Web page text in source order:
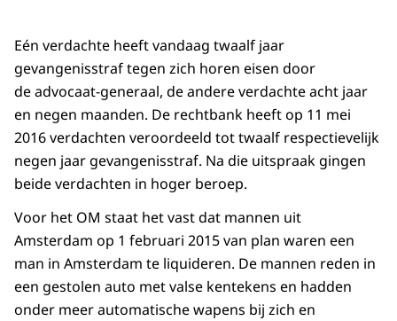
Eén verdachte heeft vandaag twaalf jaar
gevangenisstraf tegen zich horen eisen door
de advocaat-generaal, de andere verdachte acht jaar
en negen maanden. De rechtbank heeft op 11 mei
2016 verdachten veroordeeld tot twaalf respectievelijk
negen jaar gevangenisstraf. Na die uitspraak gingen
beide verdachten in hoger beroep.
Voor het OM staat het vast dat mannen uit
Amsterdam op 1 februari 2015 van plan waren een
man in Amsterdam te liquideren. De mannen reden in
een gestolen auto met valse kentekens en hadden
onder meer automatische wapens bij zich en